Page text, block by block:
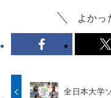
よかっ
全日本大学